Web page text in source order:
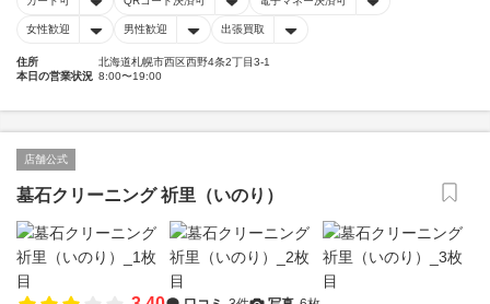
女性歓迎 男性歓迎 出張買取
住所
北海道札幌市西区西野4条2丁目3-1
本日の営業状況 8:00〜19:00
店舗公式
墓石クリーニング 祈里（いのり）